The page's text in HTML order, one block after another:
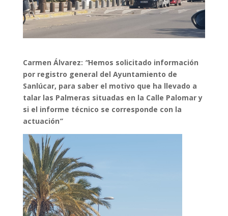
Carmen Álvarez: “Hemos solicitado información
por registro general del Ayuntamiento de
Sanlúcar, para saber el motivo que ha llevado a
talar las Palmeras situadas en la Calle Palomar y
si el informe técnico se corresponde con la
actuación”